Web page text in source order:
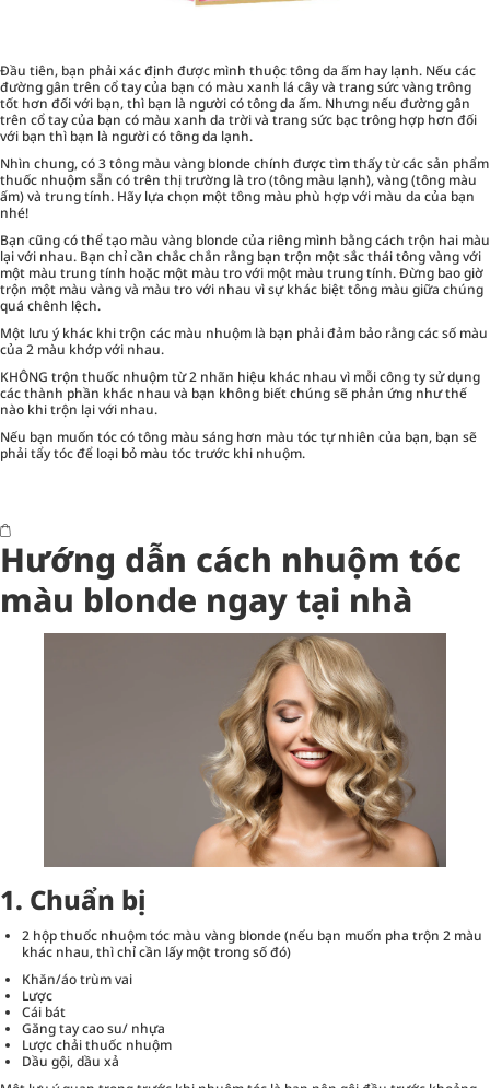
Đầu tiên, bạn phải xác định được mình thuộc tông da ấm hay lạnh. Nếu các
đường gân trên cổ tay của bạn có màu xanh lá cây và trang sức vàng trông
tốt hơn đối với bạn, thì bạn là người có tông da ấm. Nhưng nếu đường gân
trên cổ tay của bạn có màu xanh da trời và trang sức bạc trông hợp hơn đối
với bạn thì bạn là người có tông da lạnh.
Nhìn chung, có 3 tông màu vàng blonde chính được tìm thấy từ các sản phẩm
thuốc nhuộm sẵn có trên thị trường là tro (tông màu lạnh), vàng (tông màu
ấm) và trung tính. Hãy lựa chọn một tông màu phù hợp với màu da của bạn
nhé!
Bạn cũng có thể tạo màu vàng blonde của riêng mình bằng cách trộn hai màu
lại với nhau. Bạn chỉ cần chắc chắn rằng bạn trộn một sắc thái tông vàng với
một màu trung tính hoặc một màu tro với một màu trung tính. Đừng bao giờ
trộn một màu vàng và màu tro với nhau vì sự khác biệt tông màu giữa chúng
quá chênh lệch.
Một lưu ý khác khi trộn các màu nhuộm là bạn phải đảm bảo rằng các số màu
của 2 màu khớp với nhau.
KHÔNG trộn thuốc nhuộm từ 2 nhãn hiệu khác nhau vì mỗi công ty sử dụng
các thành phần khác nhau và bạn không biết chúng sẽ phản ứng như thế
nào khi trộn lại với nhau.
Nếu bạn muốn tóc có tông màu sáng hơn màu tóc tự nhiên của bạn, bạn sẽ
phải tẩy tóc để loại bỏ màu tóc trước khi nhuộm.
Hướng dẫn cách nhuộm tóc
màu blonde ngay tại nhà
1. Chuẩn bị
2 hộp thuốc nhuộm tóc màu vàng blonde (nếu bạn muốn pha trộn 2 màu
khác nhau, thì chỉ cần lấy một trong số đó)
Khăn/áo trùm vai
Lược
Cái bát
Găng tay cao su/ nhựa
Lược chải thuốc nhuộm
Dầu gội, dầu xả